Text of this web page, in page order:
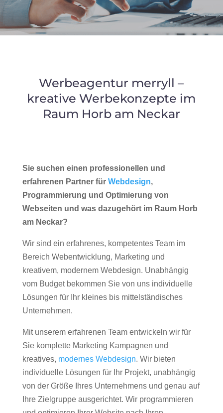
Werbeagentur merryll –
kreative Werbekonzepte im
Raum Horb am Neckar
Sie suchen einen professionellen und
erfahrenen Partner für Webdesign,
Programmierung und Optimierung von
Webseiten und was dazugehört im Raum Horb
am Neckar?
Wir sind ein erfahrenes, kompetentes Team im
Bereich Webentwicklung, Marketing und
kreativem, modernem Webdesign. Unabhängig
vom Budget bekommen Sie von uns individuelle
Lösungen für Ihr kleines bis mittelständisches
Unternehmen.
Mit unserem erfahrenen Team entwickeln wir für
Sie komplette Marketing Kampagnen und
kreatives, modernes Webdesign. Wir bieten
individuelle Lösungen für Ihr Projekt, unabhängig
von der Größe Ihres Unternehmens und genau auf
Ihre Zielgruppe ausgerichtet. Wir programmieren